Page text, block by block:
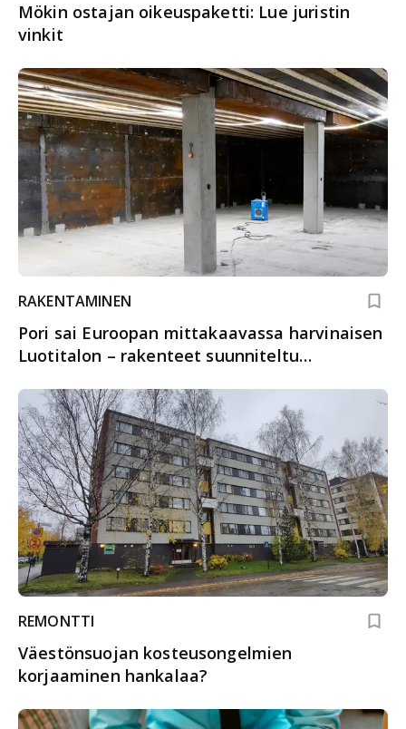
Mökin ostajan oikeuspaketti: Lue juristin
vinkit
RAKENTAMINEN
Pori sai Euroopan mittakaavassa harvinaisen
Luotitalon – rakenteet suunniteltu
REMONTTI
Väestönsuojan kosteusongelmien
korjaaminen hankalaa?